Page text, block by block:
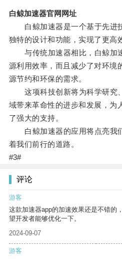
白鲸加速器官网网址
白鲸加速器是一个基于先进
独特的设计和功能，实现了更高
与传统加速器相比，白鲸加
源利用效率，而且减少了对环境
源节约和环保的需求。
这项科技创新将为科学研究
域带来革命性的进步和发展，为
了强大的支持。
白鲸加速器的应用将点亮我
着我们前行的道路。
#3#
评论
游客
这款加速器app的加速效果还是不错的
望开发者能够优化一下。
2024-09-07
游客